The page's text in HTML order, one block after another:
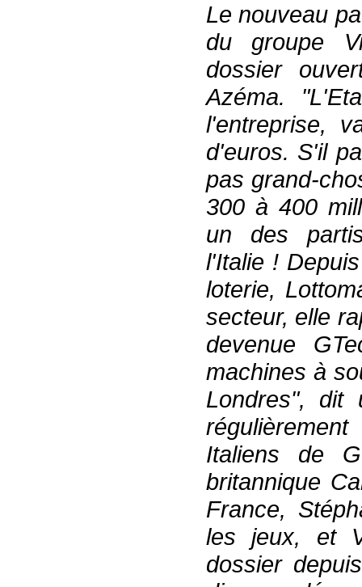
Le nouveau
du groupe
dossier
Azéma.
l'entreprise,
d'euros. S'il
pas grand-
300 à 400
un des
l'Italie !
loterie,
secteur, elle
devenue
machines à
Londres", dit
Italiens de
britannique
France,
les jeux, et
dossier